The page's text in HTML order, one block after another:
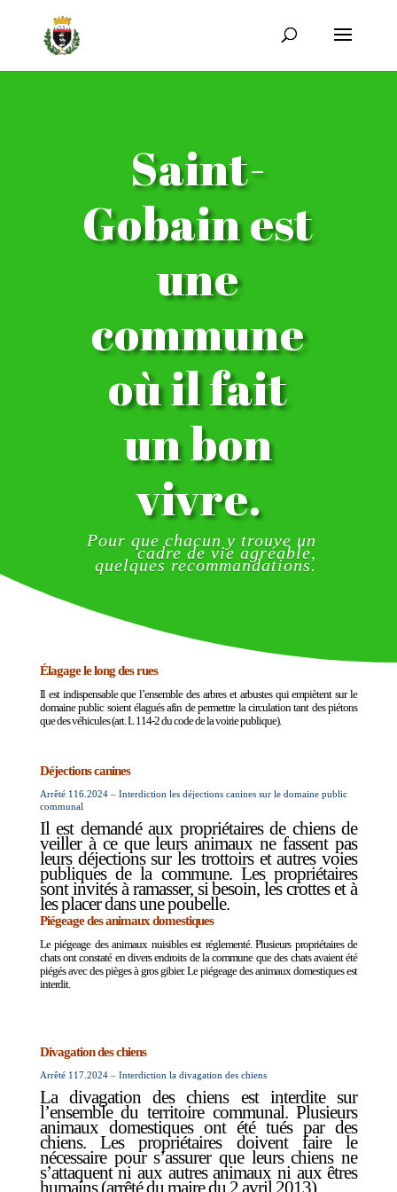
Saint-
Gobain est
une
commune
où il fait
un bon
vivre.
Pour que chacun y trouve un
cadre de vie agréable,
quelques recommandations.
Élagage le long des rues
Il est indispensable que l’ensemble des arbres et arbustes qui empiètent sur le
domaine public soient élagués afin de permettre la circulation tant des piétons
que des véhicules (art. L 114-2 du code de la voirie publique).
Déjections canines
Arrêté 116.2024 – Interdiction les déjections canines sur le domaine public
communal
Il est demandé aux propriétaires de chiens de
veiller à ce que leurs animaux ne fassent pas
leurs déjections sur les trottoirs et autres voies
publiques de la commune. Les propriétaires
sont invités à ramasser, si besoin, les crottes et à
les placer dans une poubelle.
Piégeage des animaux domestiques
Le piégeage des animaux nuisibles est réglementé. Plusieurs propriétaires de
chats ont constaté en divers endroits de la commune que des chats avaient été
piégés avec des pièges à gros gibier. Le piégeage des animaux domestiques est
interdit.
Divagation des chiens
Arrêté 117.2024 – Interdiction la divagation des chiens
La divagation des chiens est interdite sur
l’ensemble du territoire communal. Plusieurs
animaux domestiques ont été tués par des
chiens. Les propriétaires doivent faire le
nécessaire pour s’assurer que leurs chiens ne
s’attaquent ni aux autres animaux ni aux êtres
humains (arrêté du maire du 2 avril 2013).